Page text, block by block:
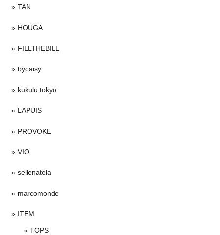
TAN
HOUGA
FILLTHEBILL
bydaisy
kukulu tokyo
LAPUIS
PROVOKE
VIO
sellenatela
marcomonde
ITEM
TOPS